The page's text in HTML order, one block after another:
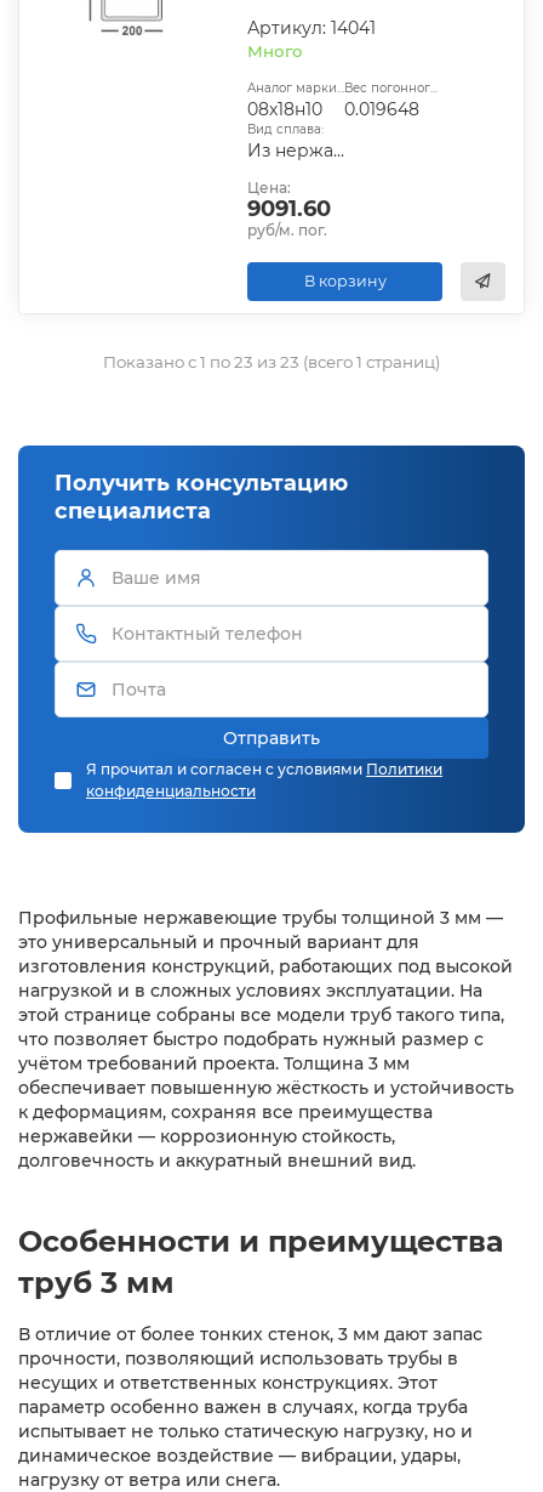
Артикул: 14041
Много
Аналог марки стали:
08х18н10
Вес погонного метра, т.:
0.019648
Вид сплава:
Из нержавеющей стали
Цена:
9091.60
руб/м. пог.
В корзину
Показано с 1 по 23 из 23 (всего 1 страниц)
Получить консультацию
специалиста
Отправить
Я прочитал и согласен с условиями Политики
конфиденциальности
Профильные нержавеющие трубы толщиной 3 мм —
это универсальный и прочный вариант для
изготовления конструкций, работающих под высокой
нагрузкой и в сложных условиях эксплуатации. На
этой странице собраны все модели труб такого типа,
что позволяет быстро подобрать нужный размер с
учётом требований проекта. Толщина 3 мм
обеспечивает повышенную жёсткость и устойчивость
к деформациям, сохраняя все преимущества
нержавейки — коррозионную стойкость,
долговечность и аккуратный внешний вид.
Особенности и преимущества
труб 3 мм
В отличие от более тонких стенок, 3 мм дают запас
прочности, позволяющий использовать трубы в
несущих и ответственных конструкциях. Этот
параметр особенно важен в случаях, когда труба
испытывает не только статическую нагрузку, но и
динамическое воздействие — вибрации, удары,
нагрузку от ветра или снега.